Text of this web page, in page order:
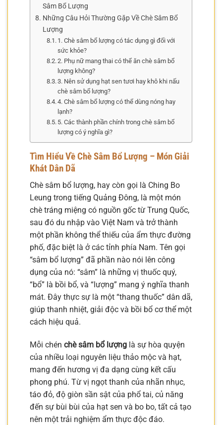
Sâm Bổ Lượng
Những Câu Hỏi Thường Gặp Về Chè Sâm Bổ
Lượng
1. Chè sâm bổ lượng có tác dụng gì đối với
sức khỏe?
2. Phụ nữ mang thai có thể ăn chè sâm bổ
lượng không?
3. Nên sử dụng hạt sen tươi hay khô khi nấu
chè sâm bổ lượng?
4. Chè sâm bổ lượng có thể dùng nóng hay
lạnh?
5. Các thành phần chính trong chè sâm bổ
lượng có ý nghĩa gì?
Tìm Hiểu Về Chè Sâm Bổ Lượng – Món Giải
Khát Dân Dã
Chè sâm bổ lượng, hay còn gọi là Ching Bo
Leung trong tiếng Quảng Đông, là một món
chè tráng miệng có nguồn gốc từ Trung Quốc,
sau đó du nhập vào Việt Nam và trở thành
một phần không thể thiếu của ẩm thực đường
phố, đặc biệt là ở các tỉnh phía Nam. Tên gọi
“sâm bổ lượng” đã phần nào nói lên công
dụng của nó: “sâm” là những vị thuốc quý,
“bổ” là bồi bổ, và “lượng” mang ý nghĩa thanh
mát. Đây thực sự là một “thang thuốc” dân dã,
giúp thanh nhiệt, giải độc và bồi bổ cơ thể một
cách hiệu quả.
Mỗi chén chè sâm bổ lượng là sự hòa quyện
của nhiều loại nguyên liệu thảo mộc và hạt,
mang đến hương vị đa dạng cùng kết cấu
phong phú. Từ vị ngọt thanh của nhãn nhục,
táo đỏ, độ giòn sần sật của phổ tai, củ năng
đến sự bùi bùi của hạt sen và bo bo, tất cả tạo
nên một trải nghiệm ẩm thực độc đáo.